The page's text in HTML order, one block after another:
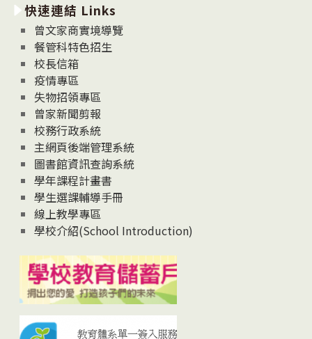
消
息
News
快速連結 Links
曾文家商實境導覽
餐管科特色招生
校長信箱
疫情專區
失物招領專區
曾家新聞剪報
校務行政系統
主網頁後端管理系統
圖書館資訊查詢系統
學年課程計畫書
學生選課輔導手冊
線上教學專區
學校介紹(School Introduction)